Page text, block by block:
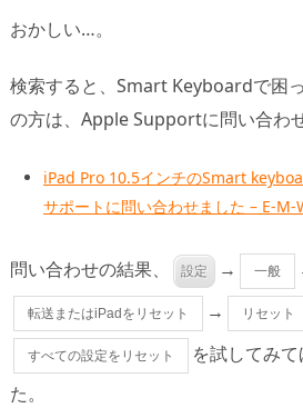
おかしい…。
検索すると、Smart Keyboardで困
の方は、Apple Supportに問い合わ
iPad Pro 10.5インチのSmart
サポートに問い合わせました – E-
問い合わせの結果、 設定 → 一般
転送またはiPadをリセット → リセット
すべての設定をリセット
を試してみ
た。